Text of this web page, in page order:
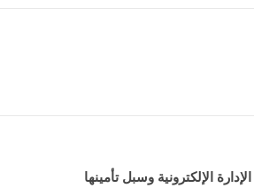
الإلكترونية وسبل تأمينها